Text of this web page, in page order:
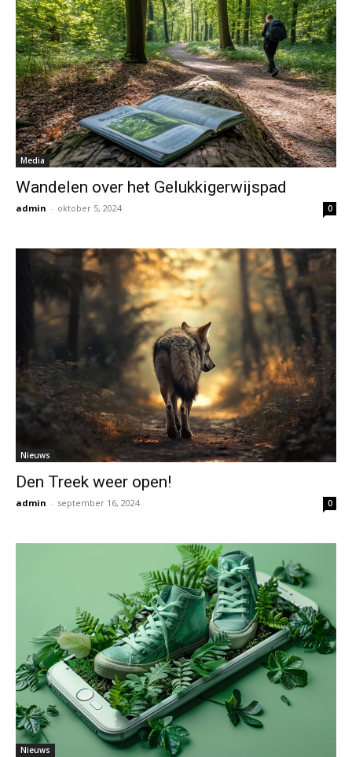
Media
Wandelen over het Gelukkigerwijspad
admin - oktober 5, 2024 0
Nieuws
Den Treek weer open!
admin - september 16, 2024 0
Nieuws